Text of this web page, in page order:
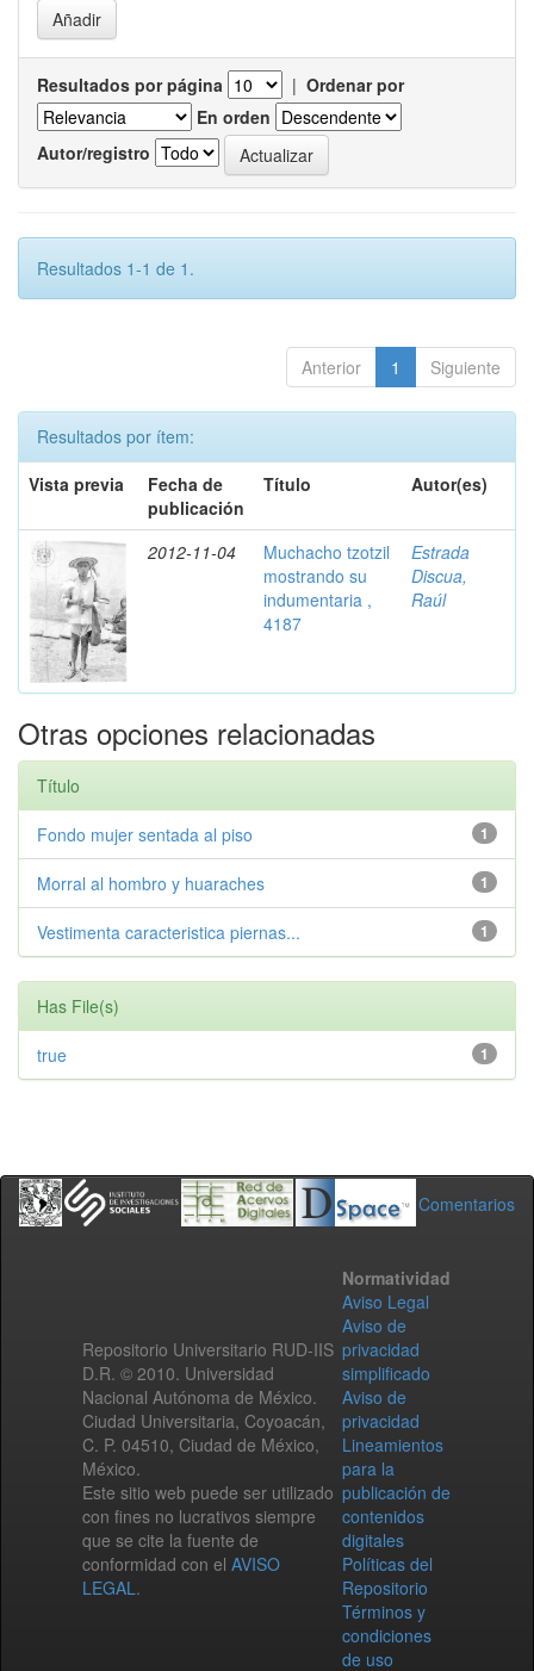
Resultados por página | Ordenar por
En orden
Autor/registro
Resultados 1-1 de 1.
Anterior 1 Siguiente
Resultados por ítem:
Vista previa
Fecha de
publicación
Título Autor(es)
2012-11-04
Muchacho tzotzil
mostrando su
indumentaria ,
4187
Estrada
Discua,
Raúl
Otras opciones relacionadas
Título
1
Fondo mujer sentada al piso
1
Morral al hombro y huaraches
1
Vestimenta caracteristica piernas...
Has File(s)
1
true
Comentarios
Repositorio Universitario RUD-IIS
D.R. © 2010. Universidad
Nacional Autónoma de México.
Ciudad Universitaria, Coyoacán,
C. P. 04510, Ciudad de México,
México.
Este sitio web puede ser utilizado
con fines no lucrativos siempre
que se cite la fuente de
conformidad con el AVISO
LEGAL.
Normatividad
Aviso Legal
Aviso de
privacidad
simplificado
Aviso de
privacidad
Lineamientos
para la
publicación de
contenidos
digitales
Políticas del
Repositorio
Términos y
condiciones
de uso